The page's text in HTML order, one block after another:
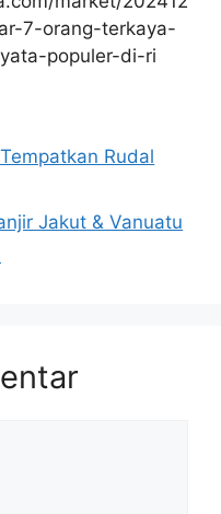
7-orang-terkaya-
populer-di-ri
Rudal
Jakut & Vanuatu